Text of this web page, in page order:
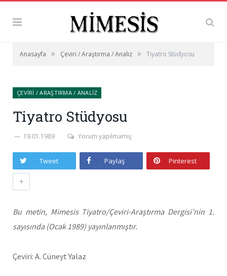
Anasayfa » Çeviri / Araştırma / Analiz » Tiyatro Stüdyosu
ÇEVIRI / ARAŞTIRMA / ANALIZ
Tiyatro Stüdyosu
19.01.1989 Yorum yapılmamış
Tweet Paylaş Pinterest
+
Bu metin, Mimesis Tiyatro/Çeviri-Araştırma Dergisi’nin 1.
sayısında (Ocak 1989) yayınlanmıştır.
Çeviri: A. Cüneyt Yalaz